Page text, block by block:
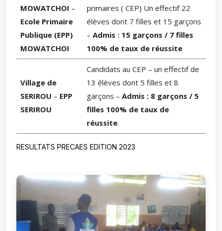
MOWATCHOI –
Ecole Primaire
Publique (EPP)
MOWATCHOI
primaires ( CEP) Un effectif 22
élèves dont 7 filles et 15 garçons
– Admis : 15 garçons / 7 filles
100% de taux de réussite
Village de
SERIROU – EPP
SERIROU
Candidats au CEP – un effectif de
13 élèves dont 5 filles et 8
garçons – Admis : 8 garçons / 5
filles 100% de taux de
réussite.
RESULTATS PRECAES EDITION 2023